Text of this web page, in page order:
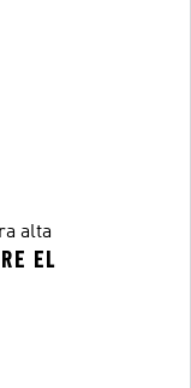
alta
EL